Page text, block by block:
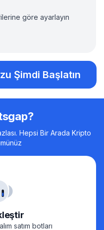
göre ayarlayın
Şimdi Başlatın
Hepsi Bir Arada Kripto
satım botları